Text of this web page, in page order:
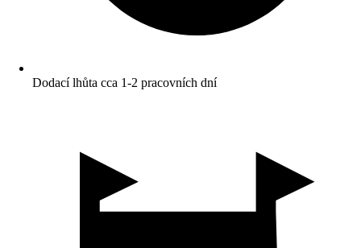
Dodací lhůta cca 1-2 pracovních dní